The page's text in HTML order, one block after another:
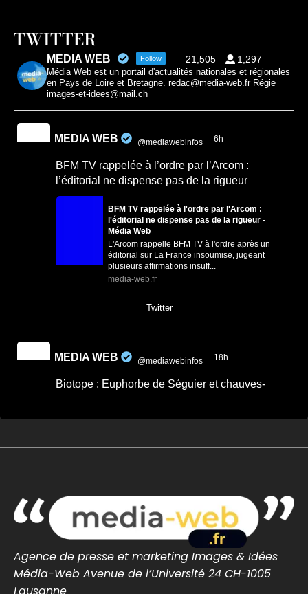
TWITTER
MEDIA WEB Follow 21,505 1,297
Média Web est un portail d'actualités nationales et régionales
en Pays de Loire et Bretagne. redac@media-web.fr Régie
images-et-idees@mail.ch
MEDIA WEB @mediawebinfos 6h
BFM TV rappelée à l’ordre par l’Arcom :
l’éditorial ne dispense pas de la rigueur
BFM TV rappelée à l'ordre par l'Arcom :
l'éditorial ne dispense pas de la rigueur -
Média Web
L'Arcom rappelle BFM TV à l'ordre après un
éditorial sur La France insoumise, jugeant
plusieurs affirmations insuff...
media-web.fr
Twitter
MEDIA WEB @mediawebinfos 18h
Biotope : Euphorbe de Séguier et chauves-
Atlantique - Saint...
saintnazaire-infos.fr
0 0 Twitter
MEDIA WEB @mediawebinfos · 21h
Agence de presse et marketing Images & Idées
Média-Web Avenue de l’Université 24 CH-1005
Lausanne